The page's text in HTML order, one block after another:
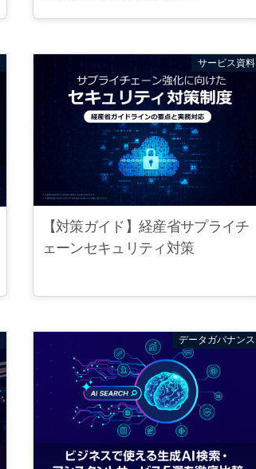
サービス資料
【対策ガイド】経産省サプライチ
ェーンセキュリティ対策
データガバナンス